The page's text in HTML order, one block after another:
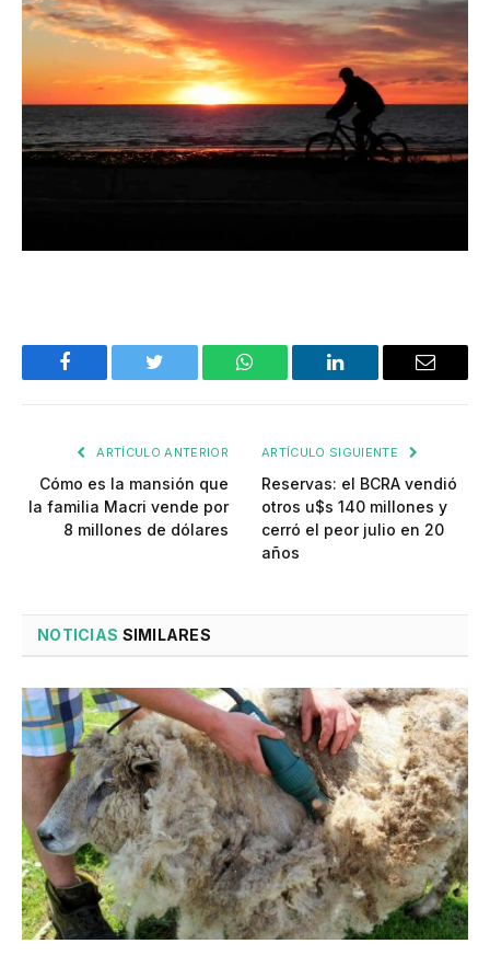
Facebook Twitter WhatsApp LinkedIn Email
ARTÍCULO ANTERIOR
Cómo es la mansión que
la familia Macri vende por
8 millones de dólares
ARTÍCULO SIGUIENTE
Reservas: el BCRA vendió
otros u$s 140 millones y
cerró el peor julio en 20
años
NOTICIAS SIMILARES